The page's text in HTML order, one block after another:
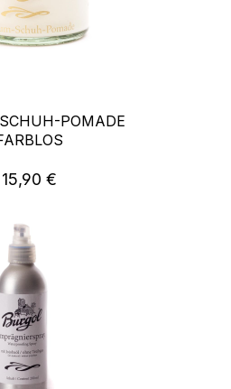
POMADE
Regulärer Preis:
15,90 €